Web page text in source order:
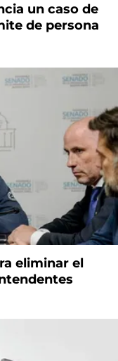
un caso de
de persona
eliminar el